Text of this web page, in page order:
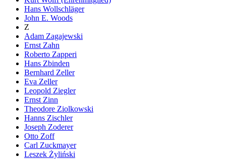
Hans Wollschläger
John E. Woods
Z
Adam Zagajewski
Ernst Zahn
Roberto Zapperi
Hans Zbinden
Bernhard Zeller
Eva Zeller
Leopold Ziegler
Ernst Zinn
Theodore Ziolkowski
Hanns Zischler
Joseph Zoderer
Otto Zoff
Carl Zuckmayer
Leszek Żyliński